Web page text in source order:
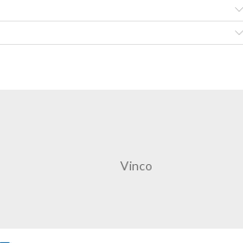
Vinco